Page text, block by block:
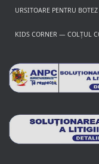
URSITOARE PENTRU
KIDS CORNER — COLȚUL